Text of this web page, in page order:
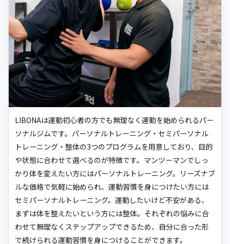
LIBONAは運動初心者の方でも無理なく運動を始められるパー
ソナルジムです。パーソナルトレーニング・セミパーソナル
トレーニング・整体の3つのプログラムを用意しており、目的
や状態に合わせて選べるのが特徴です。マンツーマンでしっ
かり体を変えたい方にはパーソナルトレーニング。リーズナブ
ルな価格で気軽に始められ、運動習慣を身につけたい方には
セミパーソナルトレーニング。運動したいけど不安がある、
まずは体を整えたいという方には整体。それぞれの悩みに合
わせて無理なくステップアップできるため、自分に合った形
で続けられる運動習慣を身につけることができます。